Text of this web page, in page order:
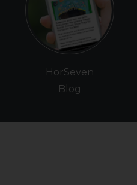
HorSeven
Blog